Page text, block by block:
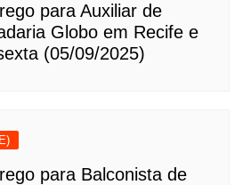
para Auxiliar de
Globo em Recife e
(05/09/2025)
para Balconista de